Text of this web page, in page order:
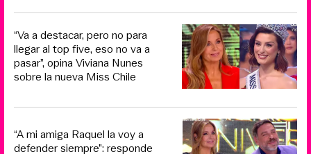
“Va a destacar, pero no para
llegar al top five, eso no va a
pasar”, opina Viviana Nunes
sobre la nueva Miss Chile
“A mi amiga Raquel la voy a
defender siempre”: responde